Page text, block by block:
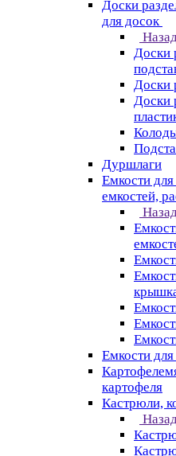
Доски
для досок
Доски
Доски
Доски
Дуршлаги
Емкости для
емкостей,
Емкости
картофеля
Кастрюли,